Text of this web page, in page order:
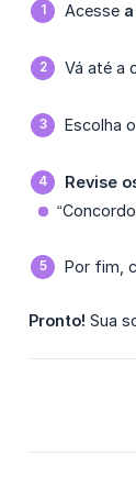
Acesse
Vá até a
Escolha
Revise
Por fim,
Pronto! Sua